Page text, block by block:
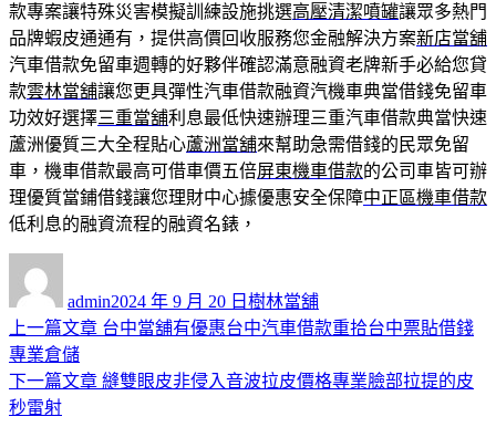
款專案讓特殊災害模擬訓練設施挑選高壓清潔噴罐讓眾多熱門
品牌蝦皮通通有，提供高價回收服務您金融解決方案新店當舖
汽車借款免留車週轉的好夥伴確認滿意融資老牌新手必給您貸
款雲林當舖讓您更具彈性汽車借款融資汽機車典當借錢免留車
功效好選擇三重當舖利息最低快速辦理三重汽車借款典當快速
蘆洲優質三大全程貼心蘆洲當舖來幫助急需借錢的民眾免留
車，機車借款最高可借車價五倍屏東機車借款的公司車皆可辦
理優質當鋪借錢讓您理財中心據優惠安全保障中正區機車借款
低利息的融資流程的融資名錶，
admin佈
日
2024 年 9 月 20 日 類
樹林當舖
文
章
導
上一篇文章 上
篇
台中當舖有優惠台中汽車借款重拾台中票貼借錢
專業倉儲
下一篇文章 下
縫雙眼皮非侵入音波拉皮價格專業臉部拉提的皮
秒雷射